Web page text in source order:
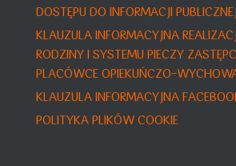
DOSTĘPU DO INFORMACJI PUBLICZNEJ
KLAUZULA INFORMACYJNA
RODZINY I SYSTEMU PIECZY
PLACÓWCE OPIEKUŃCZO-
KLAUZULA INFORMACYJNA
POLITYKA PLIKÓW COOKIE